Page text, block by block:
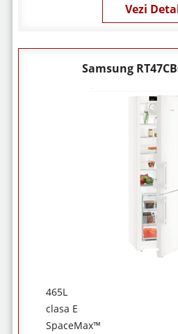
Vezi
Samsung
465L
clasa E
SpaceMax™